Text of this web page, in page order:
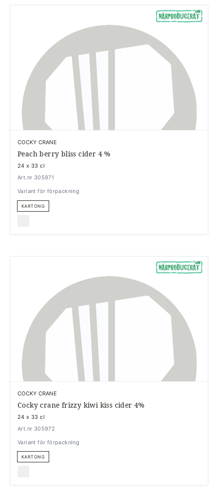
COCKY CRANE
Peach berry bliss cider 4 %
24 x 33 cl
Art.nr 305971
Variant för förpackning
KARTONG
COCKY CRANE
Cocky crane frizzy kiwi kiss cider 4%
24 x 33 cl
Art.nr 305972
Variant för förpackning
KARTONG